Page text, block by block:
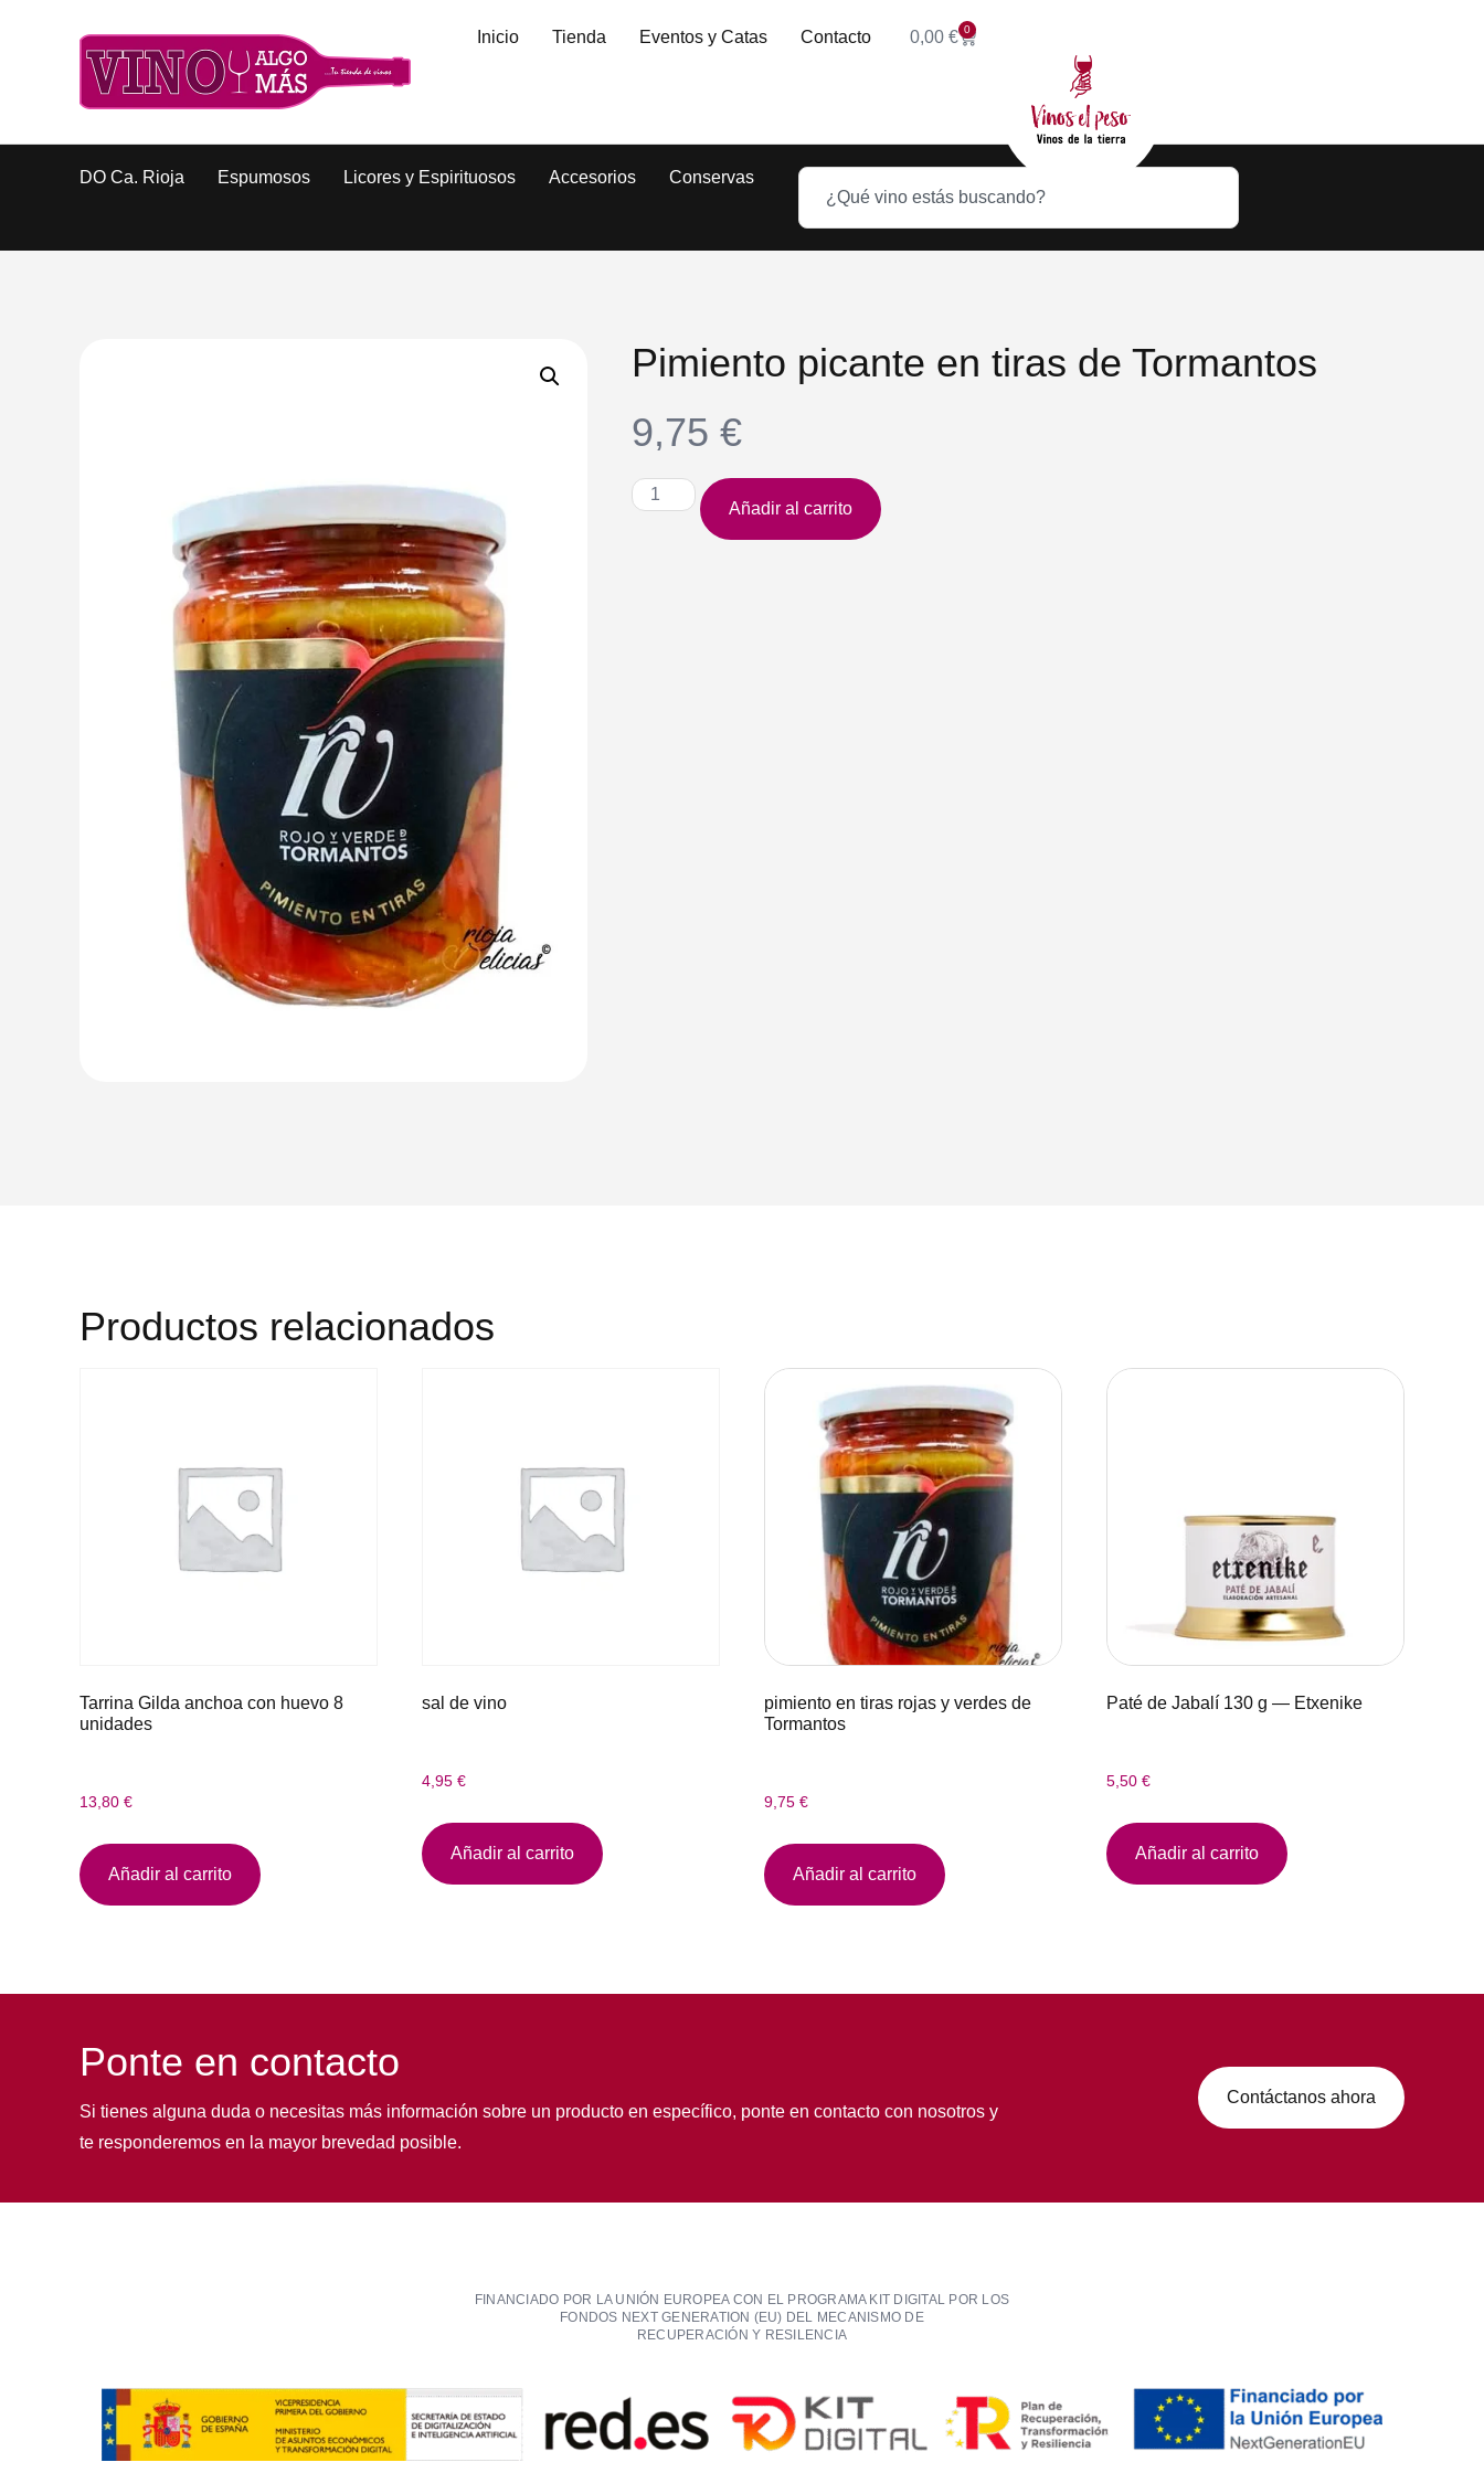
Inicio Tienda Eventos y Catas Contacto 0,00 € 0
DO Ca. Rioja Espumosos Licores y Espirituosos Accesorios Conservas
Pimiento picante en tiras de Tormantos
9,75 €
Añadir al carrito
Productos relacionados
Tarrina Gilda anchoa con huevo 8
unidades
13,80 €
Añadir al carrito
sal de vino
4,95 €
Añadir al carrito
pimiento en tiras rojas y verdes de
Tormantos
9,75 €
Añadir al carrito
Paté de Jabalí 130 g — Etxenike
5,50 €
Añadir al carrito
Ponte en contacto
Si tienes alguna duda o necesitas más información sobre un producto en específico, ponte en contacto con nosotros y
te responderemos en la mayor brevedad posible.
Contáctanos ahora
FINANCIADO POR LA UNIÓN EUROPEA CON EL PROGRAMA KIT DIGITAL POR LOS
FONDOS NEXT GENERATION (EU) DEL MECANISMO DE
RECUPERACIÓN Y RESILENCIA